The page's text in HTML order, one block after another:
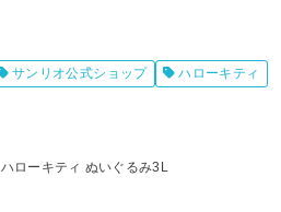
サンリオ公式ショップ ハローキティ
ハローキティ ぬいぐるみ3L